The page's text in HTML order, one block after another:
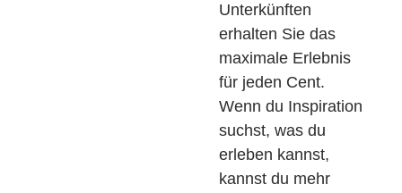
Unterkünften
erhalten Sie das
maximale Erlebnis
für jeden Cent.
Wenn du Inspiration
suchst, was du
erleben kannst,
kannst du mehr